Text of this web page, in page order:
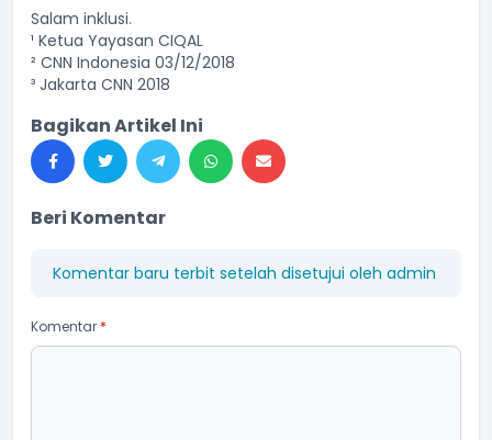
Salam inklusi.
¹ Ketua Yayasan CIQAL
² CNN Indonesia 03/12/2018
³ Jakarta CNN 2018
Bagikan Artikel Ini
Beri Komentar
Komentar baru terbit setelah disetujui oleh admin
Komentar *